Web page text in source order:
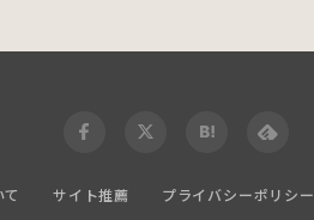
サイト推薦 プライバシーポリシー